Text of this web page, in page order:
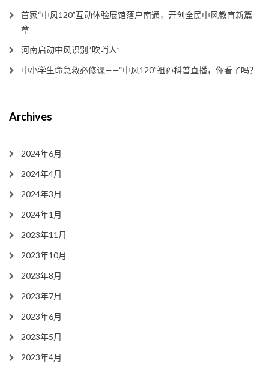
首家“中风120”互动体验展馆落户南通，开创全民中风教育新篇
章
河南启动中风识别“吹哨人”
中小学生命急救必修课——“中风120”祖孙科普直播，你看了吗？
Archives
2024年6月
2024年4月
2024年3月
2024年1月
2023年11月
2023年10月
2023年8月
2023年7月
2023年6月
2023年5月
2023年4月